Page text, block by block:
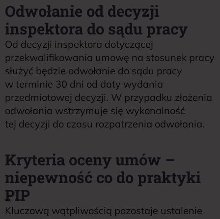
Odwołanie od decyzji
inspektora do sądu pracy
Od decyzji inspektora dotyczącej
przekwalifikowania umowę na stosunek pracy
służyć będzie odwołanie do sądu pracy
w terminie 30 dni od daty wydania
przedmiotowej decyzji. W przypadku złożenia
odwołania wstrzymuje się wykonalność
tej decyzji do czasu rozpatrzenia odwołania.
Kryteria oceny umów –
niepewność co do praktyki
PIP
Kluczową wątpliwością pozostaje ustalenie